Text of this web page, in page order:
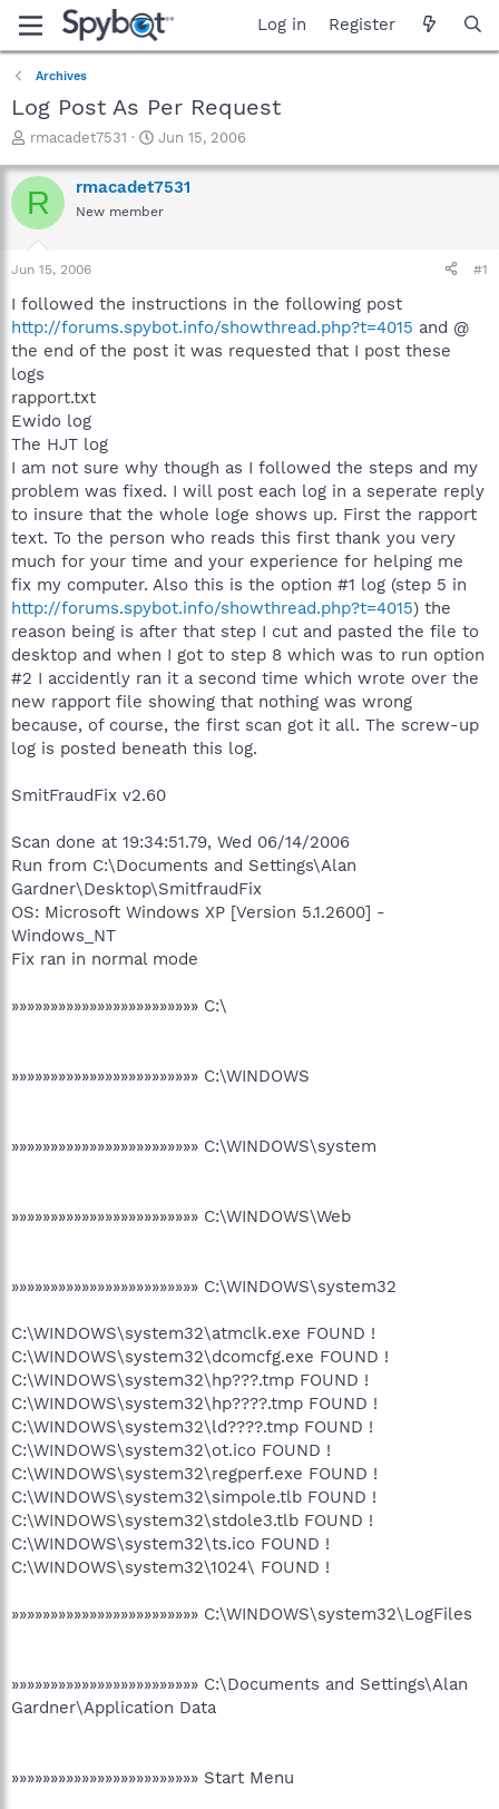
Log in Register
Archives
Log Post As Per Request
T
r
e
a
t
a
t
e
r
rmacadet7531
S
a
r
t
e
Jun 15, 2006
R rmacadet7531
New member
Jun 15, 2006 #1
I followed the instructions in the following post
http://forums.spybot.info/showthread.php?t=4015 and @
the end of the post it was requested that I post these
logs
rapport.txt
Ewido log
The HJT log
I am not sure why though as I followed the steps and my
problem was fixed. I will post each log in a seperate reply
to insure that the whole loge shows up. First the rapport
text. To the person who reads this first thank you very
much for your time and your experience for helping me
fix my computer. Also this is the option #1 log (step 5 in
http://forums.spybot.info/showthread.php?t=4015) the
reason being is after that step I cut and pasted the file to
desktop and when I got to step 8 which was to run option
#2 I accidently ran it a second time which wrote over the
new rapport file showing that nothing was wrong
because, of course, the first scan got it all. The screw-up
log is posted beneath this log.
SmitFraudFix v2.60
Scan done at 19:34:51.79, Wed 06/14/2006
Run from C:\Documents and Settings\Alan
Gardner\Desktop\SmitfraudFix
OS: Microsoft Windows XP [Version 5.1.2600] -
Windows_NT
Fix ran in normal mode
»»»»»»»»»»»»»»»»»»»»»»»» C:\
»»»»»»»»»»»»»»»»»»»»»»»» C:\WINDOWS
»»»»»»»»»»»»»»»»»»»»»»»» C:\WINDOWS\system
»»»»»»»»»»»»»»»»»»»»»»»» C:\WINDOWS\Web
»»»»»»»»»»»»»»»»»»»»»»»» C:\WINDOWS\system32
C:\WINDOWS\system32\atmclk.exe FOUND !
C:\WINDOWS\system32\dcomcfg.exe FOUND !
C:\WINDOWS\system32\hp???.tmp FOUND !
C:\WINDOWS\system32\hp????.tmp FOUND !
C:\WINDOWS\system32\ld????.tmp FOUND !
C:\WINDOWS\system32\ot.ico FOUND !
C:\WINDOWS\system32\regperf.exe FOUND !
C:\WINDOWS\system32\simpole.tlb FOUND !
C:\WINDOWS\system32\stdole3.tlb FOUND !
C:\WINDOWS\system32\ts.ico FOUND !
C:\WINDOWS\system32\1024\ FOUND !
»»»»»»»»»»»»»»»»»»»»»»»» C:\WINDOWS\system32\LogFiles
»»»»»»»»»»»»»»»»»»»»»»»» C:\Documents and Settings\Alan
Gardner\Application Data
»»»»»»»»»»»»»»»»»»»»»»»» Start Menu